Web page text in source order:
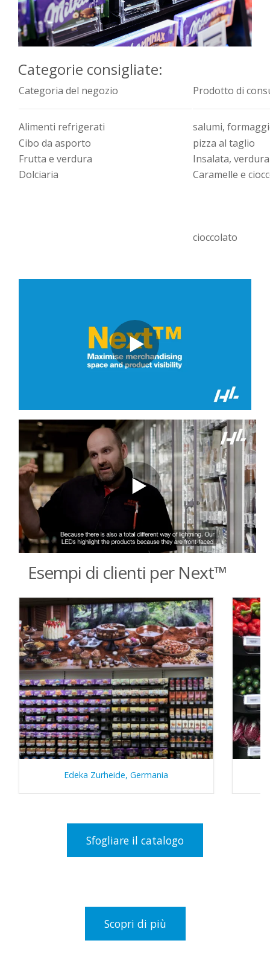
Categorie consigliate:
Categoria del negozio Prodotto di
Alimenti refrigerati
salumi,
Cibo da asporto
pizza al taglio
Frutta e verdura
Insalata,
Dolciaria
Caramelle e
cioccolato
Esempi di clienti per Next™
Edeka Zurheide, Germania
Sfogliare il catalogo
Scopri di più